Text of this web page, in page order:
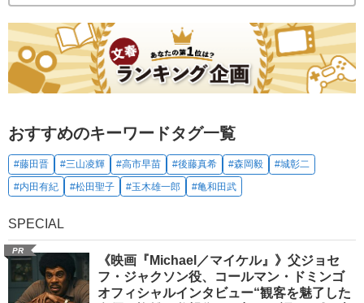
おすすめのキーワードタグ一覧
#藤田晋 #三山凌輝 #高市早苗 #後藤真希 #森岡毅
#城彰二
#内田有紀
#松田聖子 #玉木雄一郎 #亀和田武
SPECIAL
PR
《映画『Michael／マイケル』》父ジョセ
フ・ジャクソン役、コールマン・ドミンゴ
オフィシャルインタビュー“観客を魅了した